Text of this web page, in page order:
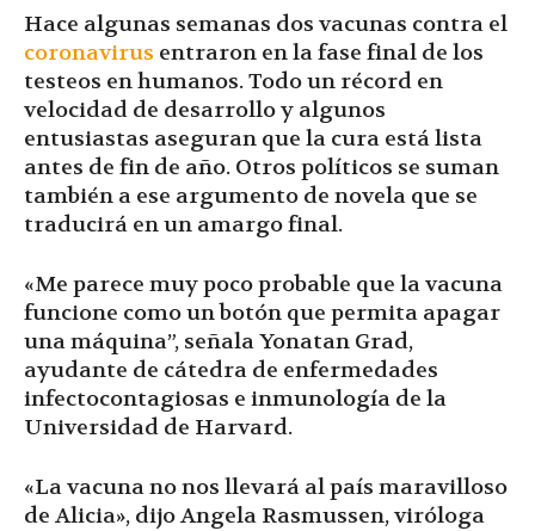
Hace algunas semanas dos vacunas contra el
coronavirus entraron en la fase final de los
testeos en humanos. Todo un récord en
velocidad de desarrollo y algunos
entusiastas aseguran que la cura está lista
antes de fin de año. Otros políticos se suman
también a ese argumento de novela que se
traducirá en un amargo final.
«Me parece muy poco probable que la vacuna
funcione como un botón que permita apagar
una máquina”, señala Yonatan Grad,
ayudante de cátedra de enfermedades
infectocontagiosas e inmunología de la
Universidad de Harvard.
«La vacuna no nos llevará al país maravilloso
de Alicia», dijo Angela Rasmussen, viróloga